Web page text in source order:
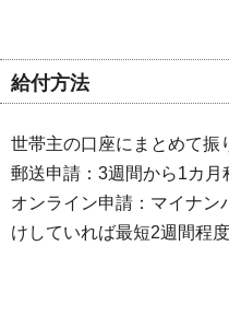
給付方法
世帯主の口座にまとめて振
郵送申請：3週間から1カ月
オンライン申請：マイナン
けしていれば最短2週間程度